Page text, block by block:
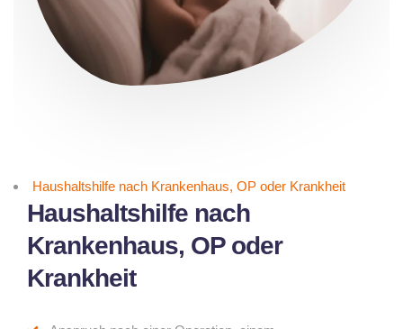
Haushaltshilfe nach Krankenhaus, OP oder Krankheit
Haushaltshilfe nach
Krankenhaus, OP oder
Krankheit